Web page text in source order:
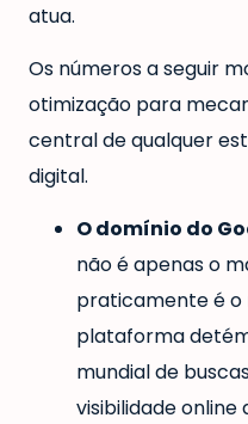
atua.
Os números a seguir
otimização para
central de qualquer
digital.
O domínio do
não é apenas o
praticamente é o
plataforma
mundial de
visibilidade online